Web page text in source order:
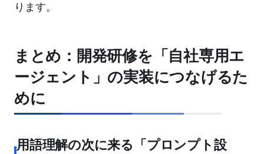
ります。
まとめ：開発研修を「自社専用エ
ージェント」の実装につなげるた
めに
用語理解の次に来る「プロンプト設